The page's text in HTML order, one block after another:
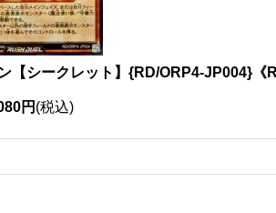
【シークレット】{RD/ORP4-JP004}《
円 (税込)